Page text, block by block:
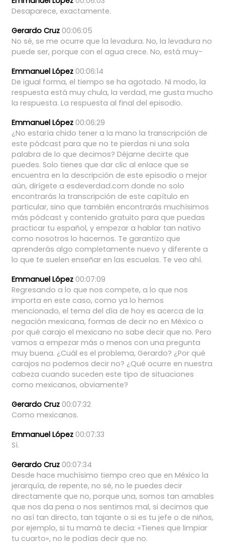
Desaparece, exactamente.
Gerardo Cruz 00:06:05
No sé, se me ocurre que la levadura. No, la levadura no
puede ser, porque con el agua crece. No, está muy-
Emmanuel López 00:06:14
De igual forma, el tiempo se ha agotado. Ni modo, la
respuesta está muy chula, la verdad, me gusta mucho
la respuesta. La respuesta al final del episodio.
Emmanuel López 00:06:29
¿No estaría chido tener a la mano la transcripción de
este pódcast para que no te pierdas ni una sola
palabra de lo que decimos? Déjame decirte que
puedes. Solo tienes que dar clic al enlace que se
encuentra en la descripción de este episodio o mejor
aún, dirígete a esdeverdad.com donde no solo
encontrarás la transcripción de este capítulo en
particular, sino que también encontrarás muchísimos
más pódcast y contenido gratuito para que puedas
practicar tu español, y empezar a hablar tan nativo
como nosotros lo hacemos. Te garantizo que
aprenderás algo completamente nuevo y diferente a
lo que te suelen enseñar en las escuelas. Te veo ahí.
Emmanuel López 00:07:09
Regresando a lo que nos compete, a lo que nos
importa en este caso, como ya lo hemos
mencionado, el tema del día de hoy es acerca de la
negación mexicana, formas de decir no en México o
por qué carajo el mexicano no sabe decir que no. Pero
vamos a empezar más o menos con una pregunta
muy buena. ¿Cuál es el problema, Gerardo? ¿Por qué
carajos no podemos decir no? ¿Qué ocurre en nuestra
cabeza cuando suceden este tipo de situaciones
como mexicanos, obviamente?
Gerardo Cruz 00:07:32
Como mexicanos.
Emmanuel López 00:07:33
Sí.
Gerardo Cruz 00:07:34
Desde hace muchísimo tiempo creo que en México la
jerarquía, de repente, no sé, no le puedes decir
directamente que no, porque una, somos tan amables
que nos da pena o nos sentimos mal, si decimos que
no así tan directo, tan tajante o si es tu jefe o de niños,
por ejemplo, si tu mamá te decía: «Tienes que limpiar
tu cuarto», no le podías decir que no.